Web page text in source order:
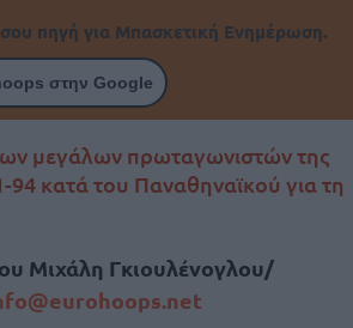
πηγή για Μπασκετική Ενημέρωση.
στην Google
μεγάλων πρωταγωνιστών της
κατά του Παναθηναϊκού για τη
Μιχάλη Γκιουλένογλου/